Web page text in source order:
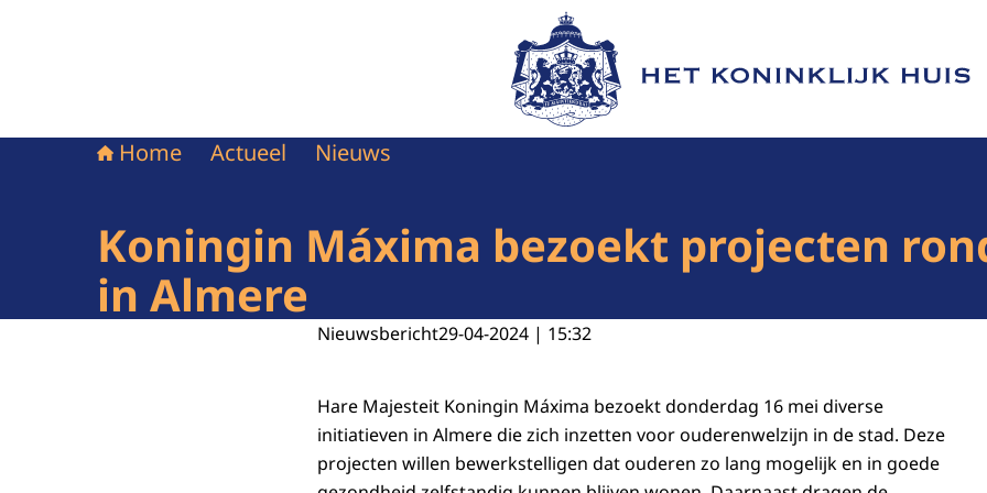
Naar de homepage van Het Koninklijk Huis
Home Actueel Nieuws
Koningin Máxima bezoekt projecten
in Almere
Nieuwsbericht29-04-2024 | 15:32
Hare Majesteit Koningin Máxima bezoekt donderdag 16 mei diverse
initiatieven in Almere die zich inzetten voor ouderenwelzijn in de stad. Deze
projecten willen bewerkstelligen dat ouderen zo lang mogelijk en in goede